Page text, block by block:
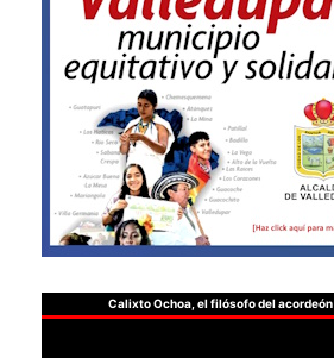
Calixto Ochoa, el filósofo del acordeón